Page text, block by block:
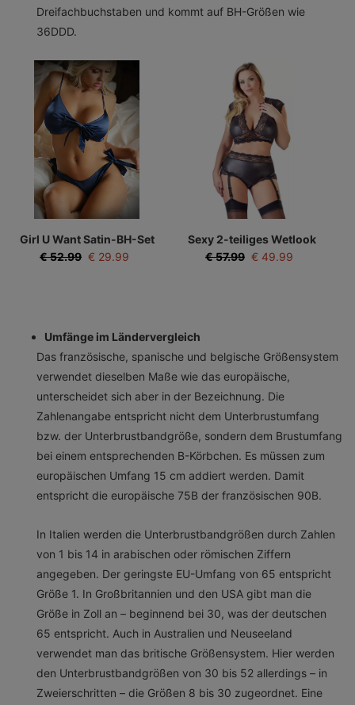
Dreifachbuchstaben und kommt auf BH-Größen wie
36DDD.
Girl U Want Satin-BH-Set
mit sexy Höschen
€52.99 € 29.99
Sexy 2-teiliges Wetlook
BH-Set - Kurvig
€57.99 € 49.99
Umfänge im Ländervergleich
Das französische, spanische und belgische Größensystem
verwendet dieselben Maße wie das europäische,
unterscheidet sich aber in der Bezeichnung. Die
Zahlenangabe entspricht nicht dem Unterbrustumfang
bzw. der Unterbrustbandgröße, sondern dem Brustumfang
bei einem entsprechenden B-Körbchen. Es müssen zum
europäischen Umfang 15 cm addiert werden. Damit
entspricht die europäische 75B der französischen 90B.
In Italien werden die Unterbrustbandgrößen durch Zahlen
von 1 bis 14 in arabischen oder römischen Ziffern
angegeben. Der geringste EU-Umfang von 65 entspricht
Größe 1. In Großbritannien und den USA gibt man die
Größe in Zoll an – beginnend bei 30, was der deutschen
65 entspricht. Auch in Australien und Neuseeland
verwendet man das britische Größensystem. Hier werden
den Unterbrustbandgrößen von 30 bis 52 allerdings – in
Zweierschritten – die Größen 8 bis 30 zugeordnet. Eine